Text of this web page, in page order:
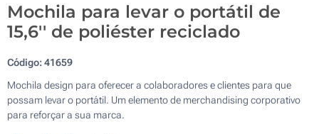
Mochila para levar o portátil de
15,6'' de poliéster reciclado
Código:41659
Mochila design para oferecer a colaboradores e clientes para que
possam levar o portátil. Um elemento de merchandising corporativo
para reforçar a sua marca.